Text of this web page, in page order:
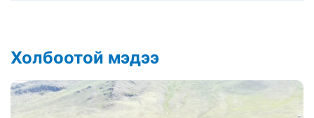
Холбоотой мэдээ